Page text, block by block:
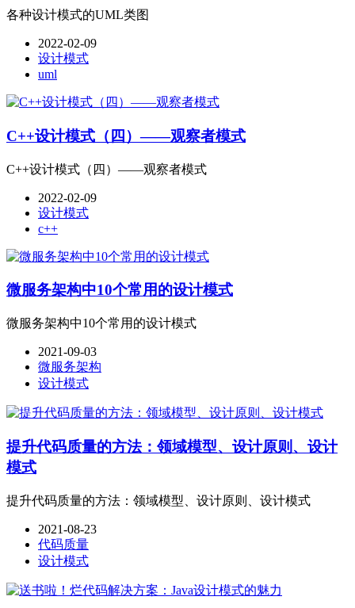
各种设计模式的UML类图
2022-02-09
设计模式
uml
C++设计模式（四）——观察者模式
C++设计模式（四）——观察者模式
2022-02-09
设计模式
c++
微服务架构中10个常用的设计模式
微服务架构中10个常用的设计模式
2021-09-03
微服务架构
设计模式
提升代码质量的方法：领域模型、设计原则、设计
模式
提升代码质量的方法：领域模型、设计原则、设计模式
2021-08-23
代码质量
设计模式